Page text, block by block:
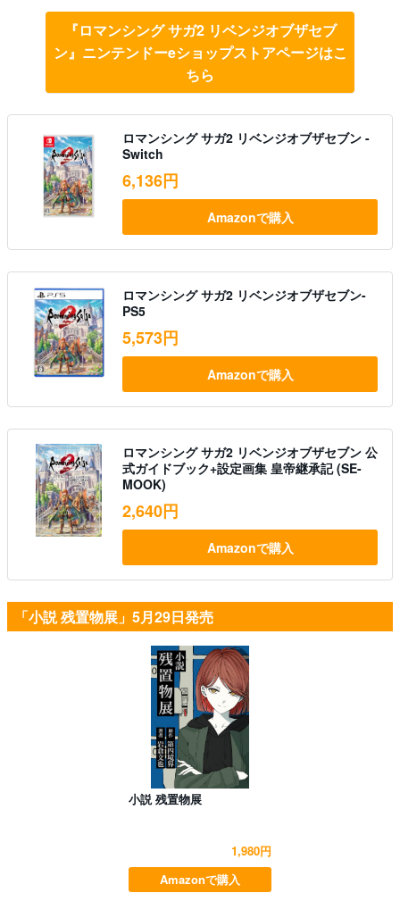
『ロマンシング サガ2 リベンジオブザセブ
ン』ニンテンドーeショップストアページはこ
ちら
ロマンシング サガ2 リベンジオブザセブン -
Switch
6,136円
Amazonで購入
ロマンシング サガ2 リベンジオブザセブン-
PS5
5,573円
Amazonで購入
ロマンシング サガ2 リベンジオブザセブン 公
式ガイドブック+設定画集 皇帝継承記 (SE-
MOOK)
2,640円
Amazonで購入
「小説 残置物展」5月29日発売
小説 残置物展
1,980円
Amazonで購入